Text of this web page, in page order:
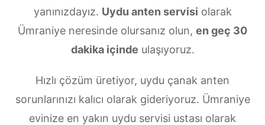
yanınızdayız. Uydu anten servisi olarak
Ümraniye neresinde olursanız olun, en geç 30
dakika içinde ulaşıyoruz.
Hızlı çözüm üretiyor, uydu çanak anten
sorunlarınızı kalıcı olarak gideriyoruz. Ümraniye
evinize en yakın uydu servisi ustası olarak